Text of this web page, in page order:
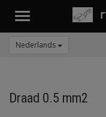
Toggle
Nederlands
Draad 0.5 mm2